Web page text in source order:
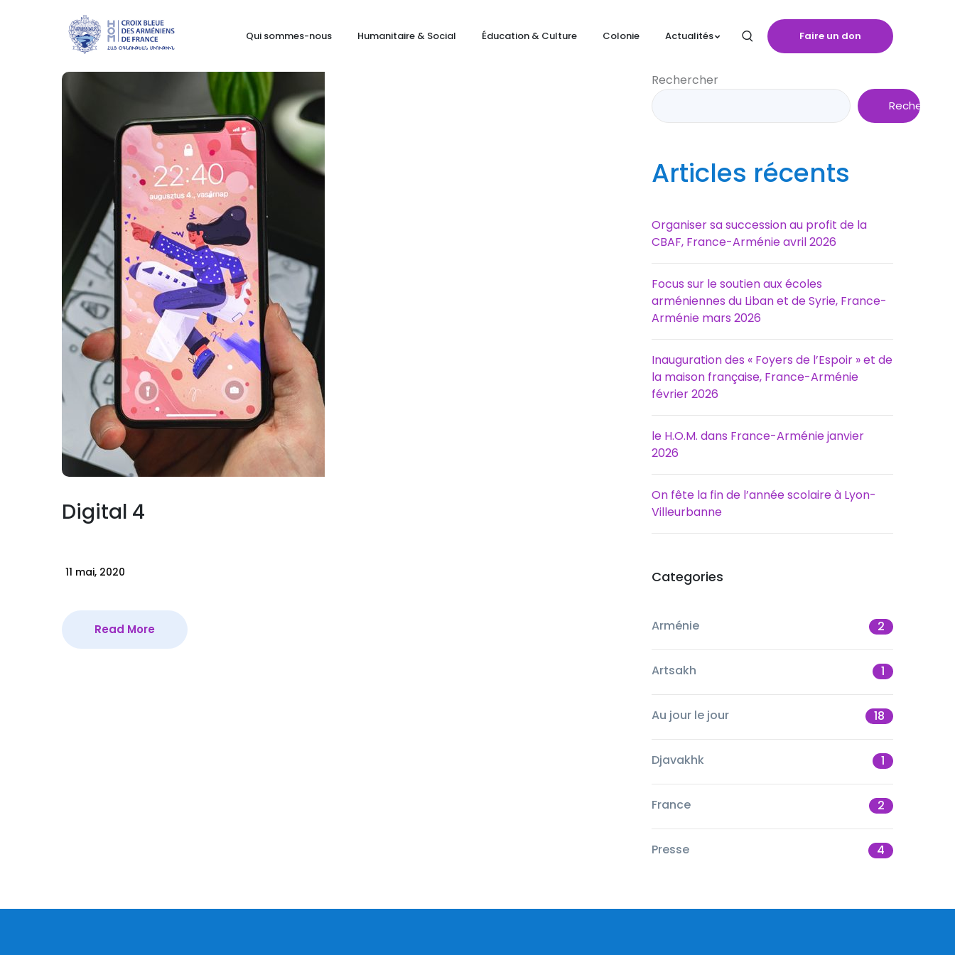
Qui sommes-nous Humanitaire & Social Éducation & Culture Colonie Actualités Faire un don
Digital 4
11 mai, 2020
Read More
Rechercher
Rechercher
Articles récents
Organiser sa succession au profit de la
CBAF, France-Arménie avril 2026
Focus sur le soutien aux écoles
arméniennes du Liban et de Syrie, France-
Arménie mars 2026
Inauguration des « Foyers de l’Espoir » et de
la maison française, France-Arménie
février 2026
le H.O.M. dans France-Arménie janvier
2026
On fête la fin de l’année scolaire à Lyon-
Villeurbanne
Categories
Arménie 2
Artsakh 1
Au jour le jour 18
Djavakhk 1
France 2
Presse 4